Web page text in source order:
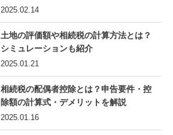
2025.02.14
2025.01.21
土地の評価額や相続税の計算方法とは？
シミュレーションも紹介
2025.01.16
相続税の配偶者控除とは？申告要件・控
除額の計算式・デメリットを解説